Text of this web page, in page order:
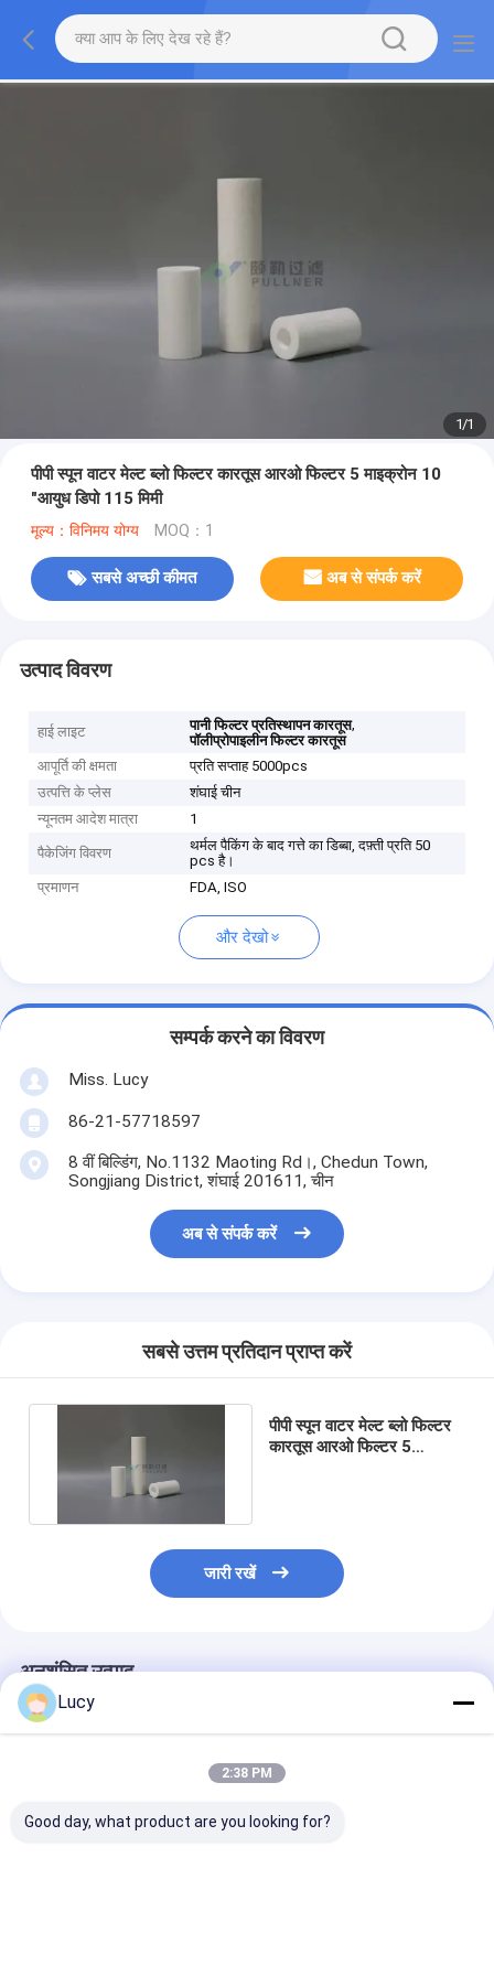
1/1
पीपी स्पून वाटर मेल्ट ब्लो फिल्टर कारतूस आरओ फिल्टर 5 माइक्रोन 10
"आयुध डिपो 115 मिमी
मूल्य：विनिमय योग्य MOQ：1
सबसे अच्छी कीमत अब से संपर्क करें
उत्पाद विवरण
हाई लाइट पानी फिल्टर प्रतिस्थापन कारतूस,
पॉलीप्रोपाइलीन फिल्टर कारतूस
आपूर्ति की क्षमता
प्रति सप्ताह 5000pcs
उत्पत्ति के प्लेस
शंघाई चीन
न्यूनतम आदेश मात्रा
1
पैकेजिंग विवरण
थर्मल पैकिंग के बाद गत्ते का डिब्बा, दफ़्ती प्रति 50
pcs है।
प्रमाणन
FDA, ISO
और देखो
सम्पर्क करने का विवरण
Miss. Lucy
86-21-57718597
8 वीं बिल्डिंग, No.1132 Maoting Rd।, Chedun Town,
Songjiang District, शंघाई 201611, चीन
अब से संपर्क करें
सबसे उत्तम प्रतिदान प्राप्त करें
पीपी स्पून वाटर मेल्ट ब्लो फिल्टर
कारतूस आरओ फिल्टर 5
जारी रखें
अनुशंसित उत्पाद
Lucy
2:38 PM
Good day, what product are you looking for?